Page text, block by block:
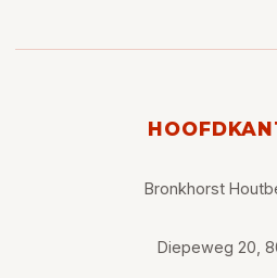
Bronkhorst
Diepeweg 20,